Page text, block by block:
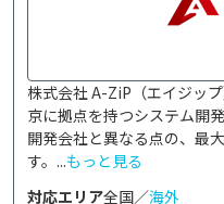
株式会社 A-ZiP（エイジッ
京に拠点を持つシステム開
開発会社と異なる点の、最
す。...もっと見る
対応エリア全国／海外